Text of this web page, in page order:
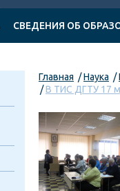
СВЕДЕНИЯ ОБ
Главная
Наука
В ТИС ДГТУ 17